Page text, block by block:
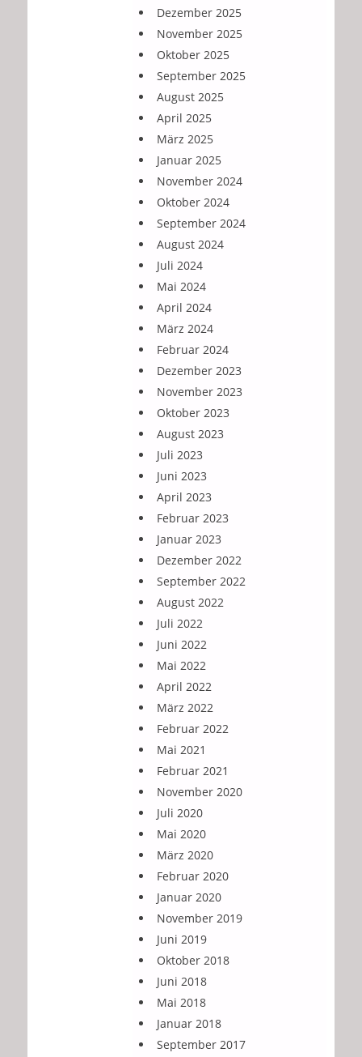
Dezember 2025
November 2025
Oktober 2025
September 2025
August 2025
April 2025
März 2025
Januar 2025
November 2024
Oktober 2024
September 2024
August 2024
Juli 2024
Mai 2024
April 2024
März 2024
Februar 2024
Dezember 2023
November 2023
Oktober 2023
August 2023
Juli 2023
Juni 2023
April 2023
Februar 2023
Januar 2023
Dezember 2022
September 2022
August 2022
Juli 2022
Juni 2022
Mai 2022
April 2022
März 2022
Februar 2022
Mai 2021
Februar 2021
November 2020
Juli 2020
Mai 2020
März 2020
Februar 2020
Januar 2020
November 2019
Juni 2019
Oktober 2018
Juni 2018
Mai 2018
Januar 2018
September 2017